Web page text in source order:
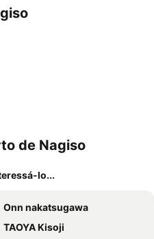
de Nagiso
lo...
Onn nakatsugawa
TAOYA Kisoji